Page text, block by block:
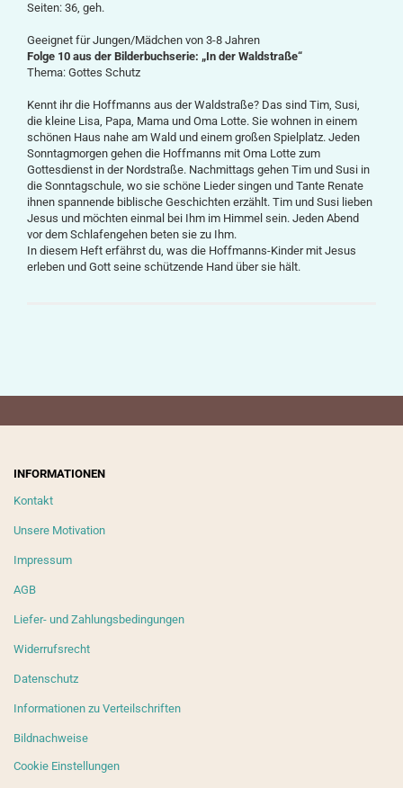
Seiten: 36, geh.
Geeignet für Jungen/Mädchen von 3-8 Jahren
Folge 10 aus der Bilderbuchserie: „In der Waldstraße“
Thema: Gottes Schutz
Kennt ihr die Hoffmanns aus der Waldstraße? Das sind Tim, Susi,
die kleine Lisa, Papa, Mama und Oma Lotte. Sie wohnen in einem
schönen Haus nahe am Wald und einem großen Spielplatz. Jeden
Sonntagmorgen gehen die Hoffmanns mit Oma Lotte zum
Gottesdienst in der Nordstraße. Nachmittags gehen Tim und Susi in
die Sonntagschule, wo sie schöne Lieder singen und Tante Renate
ihnen spannende biblische Geschichten erzählt. Tim und Susi lieben
Jesus und möchten einmal bei Ihm im Himmel sein. Jeden Abend
vor dem Schlafengehen beten sie zu Ihm.
In diesem Heft erfährst du, was die Hoffmanns-Kinder mit Jesus
erleben und Gott seine schützende Hand über sie hält.
INFORMATIONEN
Kontakt
Unsere Motivation
Impressum
AGB
Liefer- und Zahlungsbedingungen
Widerrufsrecht
Datenschutz
Informationen zu Verteilschriften
Bildnachweise
Cookie Einstellungen